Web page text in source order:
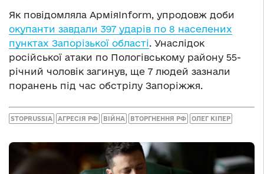
Як повідомляла АрміяInform, упродовж доби
окупанти завдали 397 ударів по 8 населених
пунктах Запорізької області. Унаслідок
російської атаки по Пологівському району 55-
річний чоловік загинув, ще 7 людей зазнали
поранень під час обстрілу Запоріжжя.
STOPRUSSIA АГРЕСІЯ РФ ВІЙНА ВТОРГНЕННЯ РФ ОЛЕГ КІПЕР